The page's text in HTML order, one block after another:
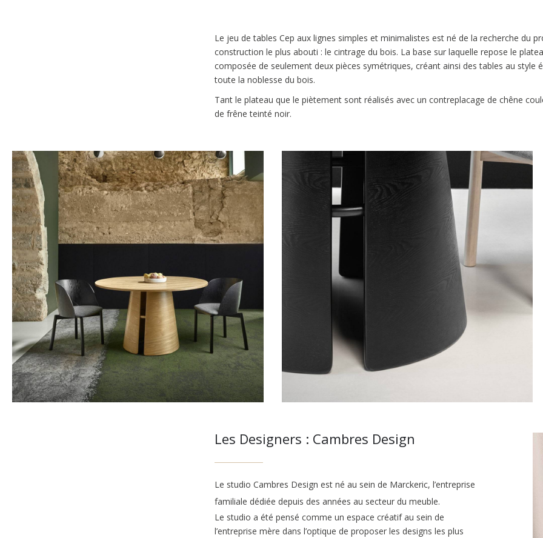
Le jeu de tables Cep aux lignes simples et minimalistes est né de la recherche du
construction le plus abouti : le cintrage du bois. La base sur laquelle repose le
composée de seulement deux pièces symétriques, créant ainsi des tables au style
toute la noblesse du bois.
Tant le plateau que le piètement sont réalisés avec un contreplacage de chêne
de frêne teinté noir.
Les Designers : Cambres Design
Le studio Cambres Design est né au sein de Marckeric, l’entreprise
familiale dédiée depuis des années au secteur du meuble.
Le studio a été pensé comme un espace créatif au sein de
l’entreprise mère dans l’optique de proposer les designs les plus